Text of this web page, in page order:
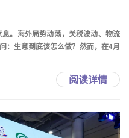
。海外局势动荡，关税波动、物流
生意到底该怎么做？然而，在4月
阅读详情